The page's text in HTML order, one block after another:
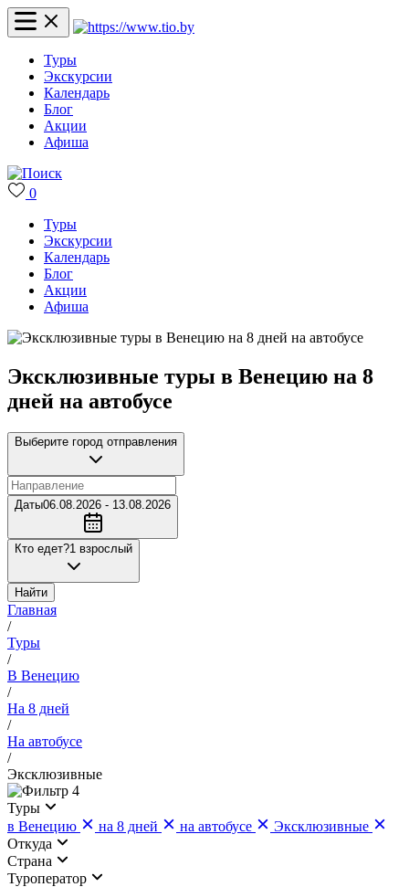
Туры
Экскурсии
Календарь
Блог
Акции
Афиша
0
Туры
Экскурсии
Календарь
Блог
Акции
Афиша
Эксклюзивные туры в Венецию на 8
дней на автобусе
Выберите город отправления
Даты06.08.2026 - 13.08.2026
Кто едет?1 взрослый
Найти
Главная
/
Туры
/
В Венецию
/
На 8 дней
/
На автобусе
/
Эксклюзивные
4
Туры
в Венецию
на 8 дней на автобусе
Эксклюзивные
Откуда
Страна
Туроператор